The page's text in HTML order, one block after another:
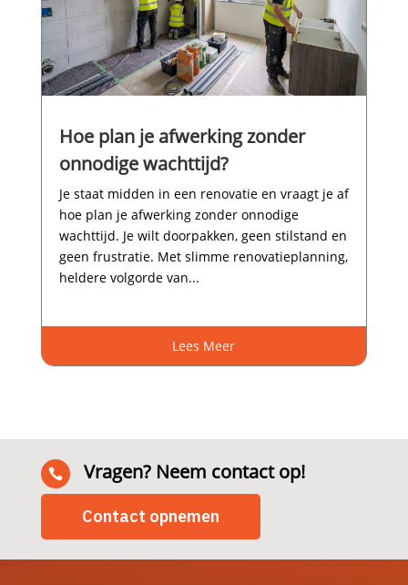
Hoe plan je afwerking zonder
onnodige wachttijd?
Je staat midden in een renovatie en vraagt je af
hoe plan je afwerking zonder onnodige
wachttijd.​ Je wilt doorpakken, geen stilstand en
geen frustratie.​ Met slimme renovatieplanning,
heldere volgorde van...
Lees Meer
 Vragen? Neem contact op!
Contact opnemen